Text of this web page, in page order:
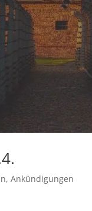
,Ankündigungen